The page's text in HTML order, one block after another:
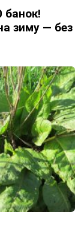
банок!
зиму — без